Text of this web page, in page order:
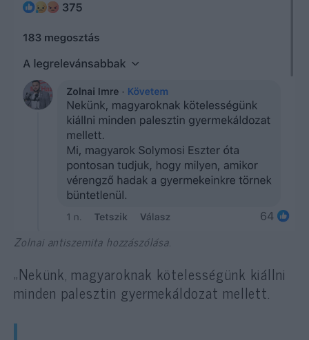
Zolnai antiszemita hozzászólása.
„Nekünk, magyaroknak kötelességünk kiállni
minden palesztin gyermekáldozat mellett.